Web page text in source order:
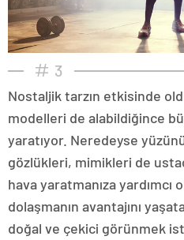
3
Nostaljik tarzın etkisinde
modelleri de alabildiğince
yaratıyor. Neredeyse
gözlükleri, mimikleri de
hava yaratmanıza yardımcı
dolaşmanın avantajını
doğal ve çekici görünmek